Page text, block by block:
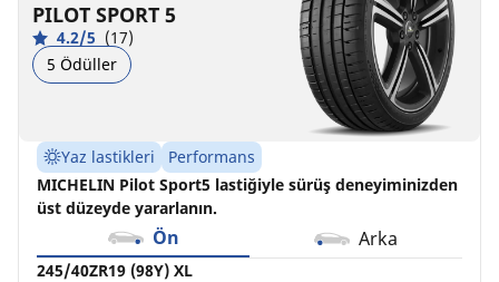
PILOT SPORT 5
4.2/5 (17)
5 Ödüller
Yaz lastikleri
Performans
MICHELIN Pilot Sport5 lastiğiyle sürüş deneyiminizden
üst düzeyde yararlanın.
Ön Arka
245/40ZR19 (98Y) XL